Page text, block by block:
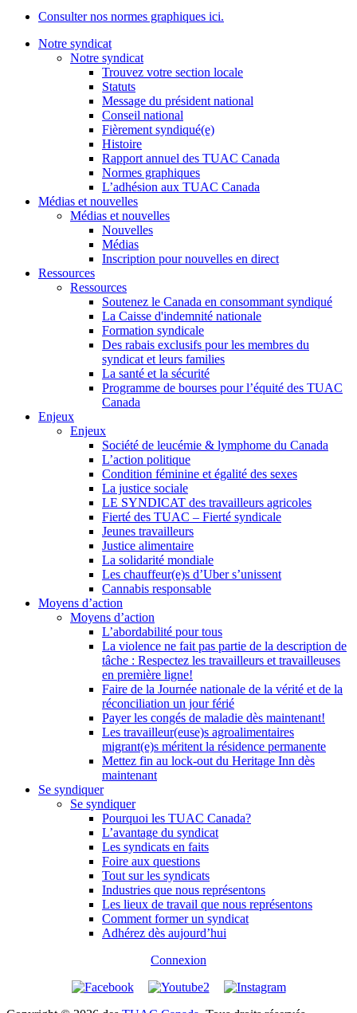
Consulter nos normes graphiques ici.
Notre syndicat
Notre syndicat
Trouvez votre section locale
Statuts
Message du président national
Conseil national
Fièrement syndiqué(e)
Histoire
Rapport annuel des TUAC Canada
Normes graphiques
L’adhésion aux TUAC Canada
Médias et nouvelles
Médias et nouvelles
Nouvelles
Médias
Inscription pour nouvelles en direct
Ressources
Ressources
Soutenez le Canada en consommant syndiqué
La Caisse d'indemnité nationale
Formation syndicale
Des rabais exclusifs pour les membres du
syndicat et leurs families
La santé et la sécurité
Programme de bourses pour l’équité des TUAC
Canada
Enjeux
Enjeux
Société de leucémie & lymphome du Canada
L’action politique
Condition féminine et égalité des sexes
La justice sociale
LE SYNDICAT des travailleurs agricoles
Fierté des TUAC – Fierté syndicale
Jeunes travailleurs
Justice alimentaire
La solidarité mondiale
Les chauffeur(e)s d’Uber s’unissent
Cannabis responsable
Moyens d’action
Moyens d’action
L’abordabilité pour tous
La violence ne fait pas partie de la description de
tâche : Respectez les travailleurs et travailleuses
en première ligne!
Faire de la Journée nationale de la vérité et de la
réconciliation un jour férié
Payer les congés de maladie dès maintenant!
Les travailleur(euse)s agroalimentaires
migrant(e)s méritent la résidence permanente
Mettez fin au lock-out du Heritage Inn dès
maintenant
Se syndiquer
Se syndiquer
Pourquoi les TUAC Canada?
L’avantage du syndicat
Les syndicats en faits
Foire aux questions
Tout sur les syndicats
Industries que nous représentons
Les lieux de travail que nous représentons
Comment former un syndicat
Adhérez dès aujourd’hui
Connexion